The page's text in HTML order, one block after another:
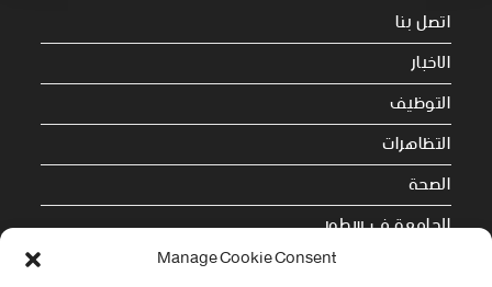
Manage Cookie Consent
اتصل بنا
الاخبار
التوظيف
التظاهرات
الصحة
الجامعة في سطور
Cookie Policy (EU)